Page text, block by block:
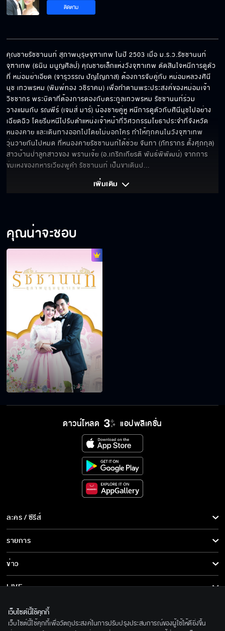
ติดตาม
คุณชายรัชชานนท์ สุภาพบุรุษจุฑาเทพ ในปี 2503 เมื่อ ม.ร.ว.รัชชานนท์
จุฑาเทพ (ธนิน มนูญศิลป์) คุณชายเล็กแห่งวังจุฑาเทพ ตัดสินใจหนีการดูตัว
ที่ หม่อมย่าเอียด (จารุวรรณ ปัญโญภาส) ต้องการจับคู่กับ หม่อมหลวงศินี
นุช เทวพรหม (พิมพ์ทอง วชิราคม) เพื่อทำตามพระประสงค์ของหม่อมเจ้า
วิชชากร พระบิดาที่ต้องการดองกับตระกูลเทวพรหม รัชชานนท์ร่วม
วางแผนกับ รณพีร์ (เจมส์ มาร์) น้องชายคู่หู หนีการดูตัวกับศินีนุชไปอย่าง
เฉียดฉิว โดยรีบหนีไปรับตำแหน่งเจ้าหน้าที่วิศวกรรมโยธาประจำที่จังหวัด
หนองคาย และเดินทางออกไปโดยไม่บอกใคร ทำให้ทุกคนในวังจุฑาเทพ
วุ่นวายกันไปหมด ที่หนองคายรัชชานนท์ได้ช่วย จันทา (ภัทรากร ตั้งศุภกุล)
สาวบ้านป่าลูกสาวของ พรานเจ้ย (อ.เกริกเกียรติ พันธ์พิพัฒน์) จากการ
ข่มเหงของทหารเวียงพูคำ รัชชานนท์ เป็นขาเดินป...
เพิ่มเติม
คุณน่าจะชอบ
ดาวน์โหลด แอปพลิเคชั่น
ละคร / ซีรีส์
ละคร/ซีรีส์
ซีรีส์นานาชาติ
การ์ตูน & เกม
รายการ
รายการทั้งหมด
ข่าว
ข่าวทั้งหมด
ข่าวประชาสัมพันธ์
LIVE
เกี่ยวกับเรา
BEC World
เว็บไซต์นี้ใช้คุกกี้
เว็บไซต์นี้ใช้คุกกี้เพื่อวัตถุประสงค์ในการปรับปรุงประสบการณ์ของผู้ใช้ให้ดียิ่งขึ้น